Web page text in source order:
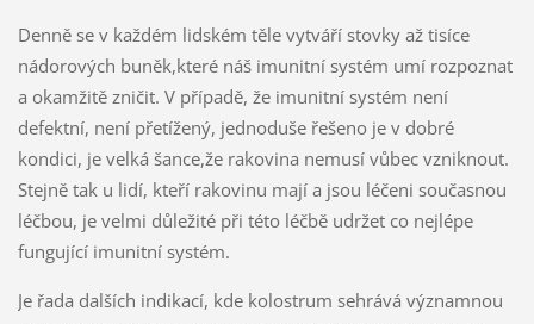
Denně se v každém lidském těle vytváří stovky až tisíce
nádorových buněk,které náš imunitní systém umí rozpoznat
a okamžitě zničit. V případě, že imunitní systém není
defektní, není přetížený, jednoduše řešeno je v dobré
kondici, je velká šance,že rakovina nemusí vůbec vzniknout.
Stejně tak u lidí, kteří rakovinu mají a jsou léčeni současnou
léčbou, je velmi důležité při této léčbě udržet co nejlépe
fungující imunitní systém.
Je řada dalších indikací, kde kolostrum sehrává významnou